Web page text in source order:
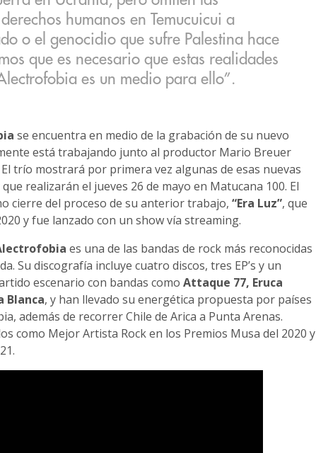
humanos en Temucuicui a
o el genocidio que sufre Palestina hace
que es necesario que estas realidades
es un medio para ello”.
se encuentra en medio de la grabación de su nuevo
está trabajando junto al productor Mario Breuer
trío mostrará por primera vez algunas de esas nuevas
realizarán el jueves 26 de mayo en Matucana 100. El
cierre del proceso de su anterior trabajo, “Era Luz”, que
y fue lanzado con un show vía streaming.
es una de las bandas de rock más reconocidas
Su discografía incluye cuatro discos, tres EP’s y un
escenario con bandas como Attaque 77, Eruca
Blanca, y han llevado su energética propuesta por países
además de recorrer Chile de Arica a Punta Arenas.
como Mejor Artista Rock en los Premios Musa del 2020 y